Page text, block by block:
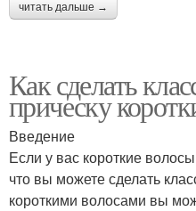
читать дальше →
Как сделать
прическу
Введение
Если у вас короткие
что вы можете сделать
короткими волосами вы